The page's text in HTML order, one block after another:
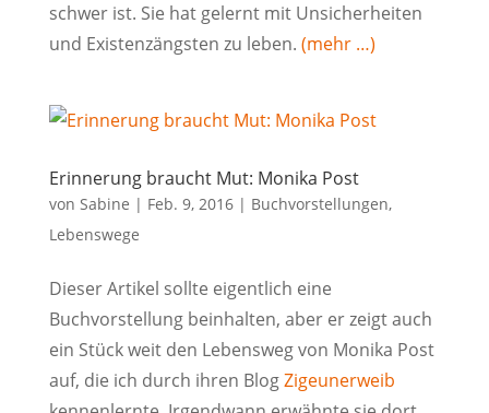
schwer ist. Sie hat gelernt mit Unsicherheiten
und Existenzängsten zu leben. (mehr …)
Erinnerung braucht Mut: Monika Post
von Sabine | Feb. 9, 2016| Buchvorstellungen,
Lebenswege
Dieser Artikel sollte eigentlich eine
Buchvorstellung beinhalten, aber er zeigt auch
ein Stück weit den Lebensweg von Monika Post
auf, die ich durch ihren BlogZigeunerweib